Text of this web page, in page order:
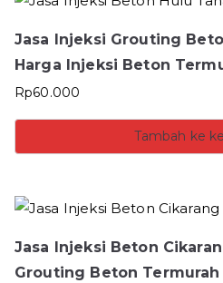
Jasa Injeksi Grouting
Harga Injeksi Beton
Rp60.000
Tambah ke
Jasa Injeksi Beton
Grouting Beton Termurah